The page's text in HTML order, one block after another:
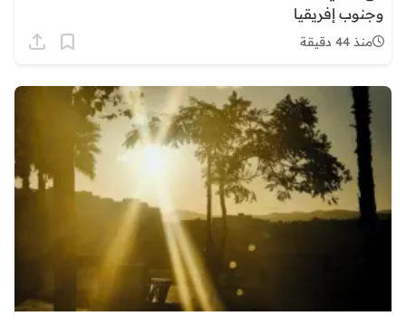
وجنوب إفريقيا
منذ 44 دقيقة